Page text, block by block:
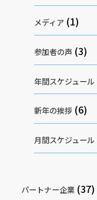
メディア (1)
参加者の声 (3)
年間スケジュール
新年の挨拶 (6)
月間スケジュール
パートナー企業 (37)